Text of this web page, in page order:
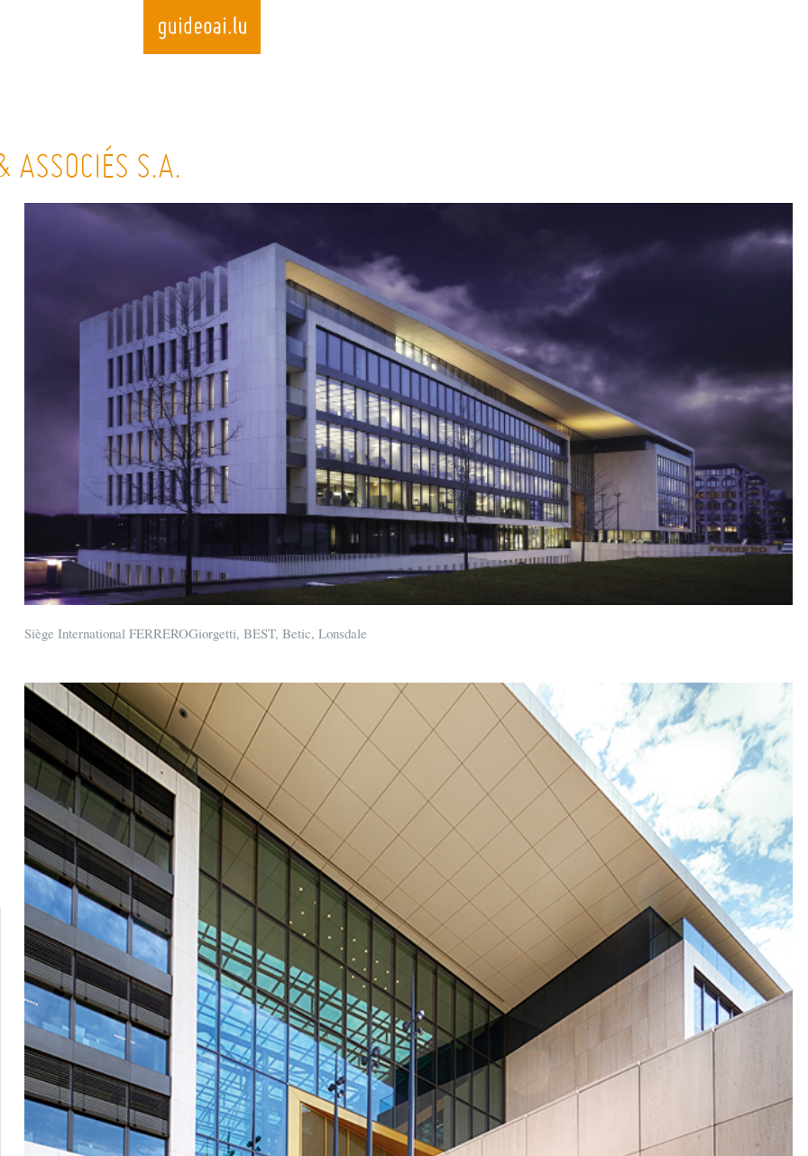
ASSOCIÉS S.A.
Siège International FERREROGiorgetti, BEST, Betic, Lonsdale